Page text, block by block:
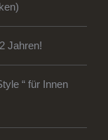
Jahren!
“ für Innen